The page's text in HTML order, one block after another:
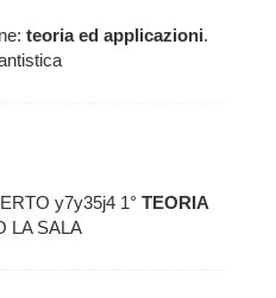
teoria ed applicazioni.
y7y35j4 1° TEORIA
LA SALA